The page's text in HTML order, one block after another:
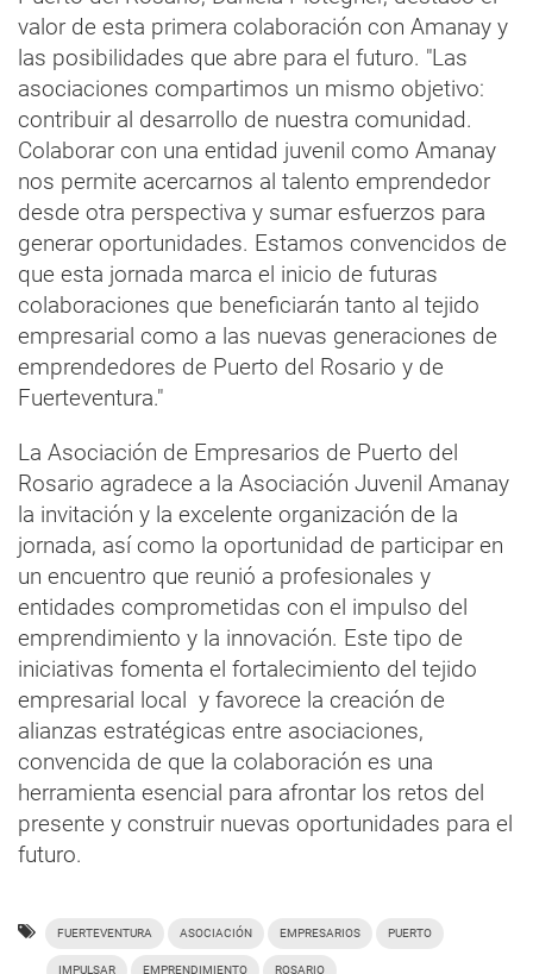
valor de esta primera colaboración con Amanay y
las posibilidades que abre para el futuro. "Las
asociaciones compartimos un mismo objetivo:
contribuir al desarrollo de nuestra comunidad.
Colaborar con una entidad juvenil como Amanay
nos permite acercarnos al talento emprendedor
desde otra perspectiva y sumar esfuerzos para
generar oportunidades. Estamos convencidos de
que esta jornada marca el inicio de futuras
colaboraciones que beneficiarán tanto al tejido
empresarial como a las nuevas generaciones de
emprendedores de Puerto del Rosario y de
Fuerteventura."
La Asociación de Empresarios de Puerto del
Rosario agradece a la Asociación Juvenil Amanay
la invitación y la excelente organización de la
jornada, así como la oportunidad de participar en
un encuentro que reunió a profesionales y
entidades comprometidas con el impulso del
emprendimiento y la innovación. Este tipo de
iniciativas fomenta el fortalecimiento del tejido
empresarial local y favorece la creación de
alianzas estratégicas entre asociaciones,
convencida de que la colaboración es una
herramienta esencial para afrontar los retos del
presente y construir nuevas oportunidades para el
futuro.
FUERTEVENTURA ASOCIACIÓN EMPRESARIOS PUERTO
IMPULSAR EMPRENDIMIENTO ROSARIO